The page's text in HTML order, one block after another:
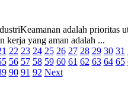
adalah prioritas
kerja yang aman adalah ...
22 23 24 25 26 27 28 29 30 31
56 57 58 59 60 61 62 63 64 65
90 91 92 Next